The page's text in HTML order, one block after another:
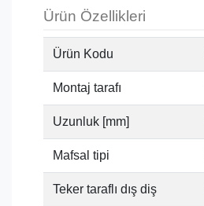
Ürün Özellikleri
Ürün Kodu
Montaj tarafı
Uzunluk [mm]
Mafsal tipi
Teker taraflı dış diş